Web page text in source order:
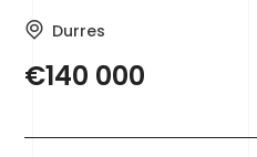
Durres
€140 000